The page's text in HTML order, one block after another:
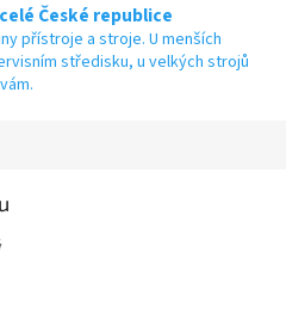
České republice
přístroje a stroje. U menších
středisku, u velkých strojů